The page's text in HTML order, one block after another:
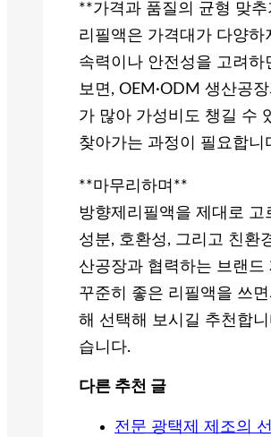
**가격과 품질의 균형 맞
리필액은 가격대가 다양하
속력이나 안전성을 고려
보면, OEM·ODM 생산공
가 많아 가성비도 챙길 수
찾아가는 과정이 필요합니
**마무리하며**
방향제리필액을 제대로
성분, 호환성, 그리고 친환
산공장과 협력하는 브랜
꾸준히 좋은 리필액을 쓰
해 선택해 보시길 추천합
습니다.
다른 추천 글
전문 광택제 제조의